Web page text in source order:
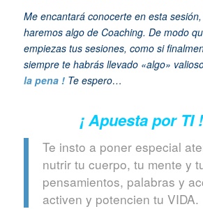
Me encantará conocerte en esta
haremos algo de Coaching. De modo
empiezas tus sesiones, como si
siempre te habrás llevado «algo»
la pena ! Te espero…
¡ Apuesta por TI !
Te insto a poner especial
nutrir tu cuerpo, tu mente y
pensamientos, palabras y
activen y potencien tu VIDA.